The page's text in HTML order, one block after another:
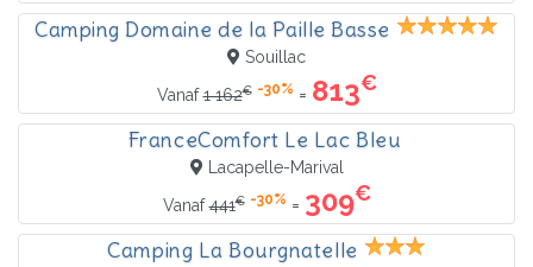
Camping Domaine de la Paille Basse
Souillac
Vanaf1 162€ -30% = 813€
FranceComfort Le Lac Bleu
Lacapelle-Marival
Vanaf441€ -30% = 309€
Camping La Bourgnatelle